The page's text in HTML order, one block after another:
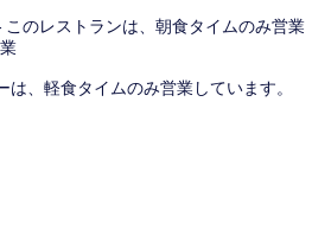
このレストランは、朝食タイムのみ営業
は、軽食タイムのみ営業しています。